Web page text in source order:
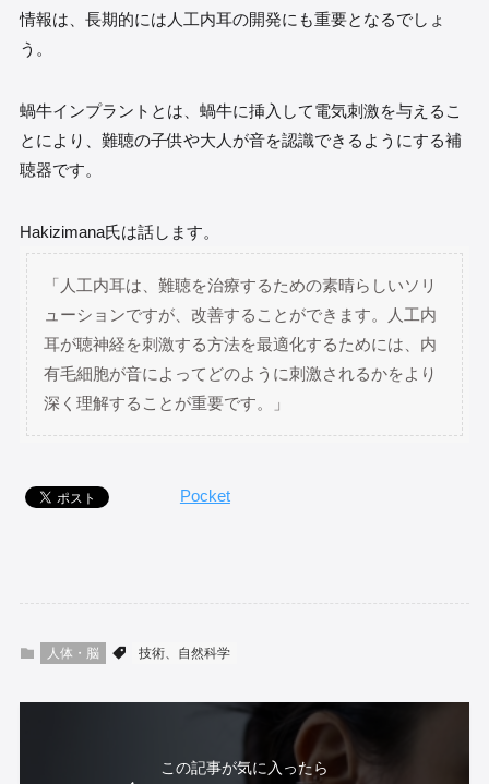
情報は、長期的には人工内耳の開発にも重要となるでしょ
う。
蝸牛インプラントとは、蝸牛に挿入して電気刺激を与えるこ
とにより、難聴の子供や大人が音を認識できるようにする補
聴器です。
Hakizimana氏は話します。
「人工内耳は、難聴を治療するための素晴らしいソリ
ューションですが、改善することができます。人工内
耳が聴神経を刺激する方法を最適化するためには、内
有毛細胞が音によってどのように刺激されるかをより
深く理解することが重要です。」
Pocket
人体・脳 技術、自然科学
この記事が気に入ったら